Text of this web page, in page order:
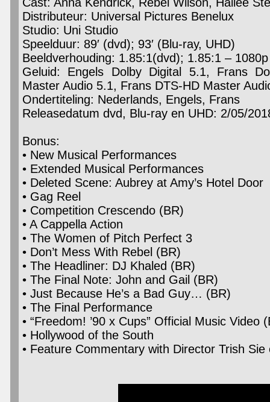
Distributeur: Universal Pictures Benelux
Studio: Uni Studio
Speelduur: 89′ (dvd); 93′ (Blu-ray, UHD)
Beeldverhouding: 1.85:1(dvd); 1.85:1 –
Geluid: Engels Dolby Digital 5.1, Frans
Master Audio 5.1, Frans DTS-HD Master
Ondertiteling: Nederlands, Engels, Frans
Releasedatum dvd, Blu-ray en UHD: 2/05/
Bonus:
• New Musical Performances
• Extended Musical Performances
• Deleted Scene: Aubrey at Amy’s Hotel Door
• Gag Reel
• Competition Crescendo (BR)
• A Cappella Action
• The Women of Pitch Perfect 3
• Don’t Mess With Rebel (BR)
• The Headliner: DJ Khaled (BR)
• The Final Note: John and Gail (BR)
• Just Because He’s a Bad Guy… (BR)
• The Final Performance
• “Freedom! ’90 x Cups” Official Music Video
• Hollywood of the South
• Feature Commentary with Director Trish